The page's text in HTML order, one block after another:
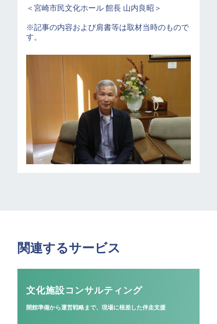
＜宮崎市民文化ホール 館長 山内良昭＞
※記事の内容および肩書等は取材当時のもので
す。
関連するサービス
文化施設コンサルティング
開館準備から運営戦略まで、現場に根差した伴走支援